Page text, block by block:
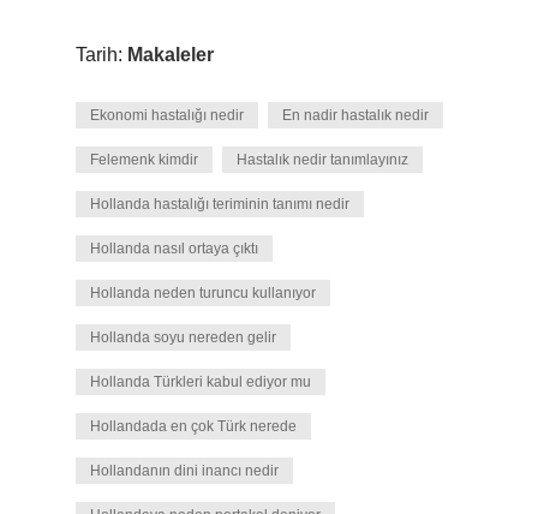
Tarih: Makaleler
Ekonomi hastalığı nedir En nadir hastalık nedir
Felemenk kimdir Hastalık nedir tanımlayınız
Hollanda hastalığı teriminin tanımı nedir
Hollanda nasıl ortaya çıktı
Hollanda neden turuncu kullanıyor
Hollanda soyu nereden gelir
Hollanda Türkleri kabul ediyor mu
Hollandada en çok Türk nerede
Hollandanın dini inancı nedir